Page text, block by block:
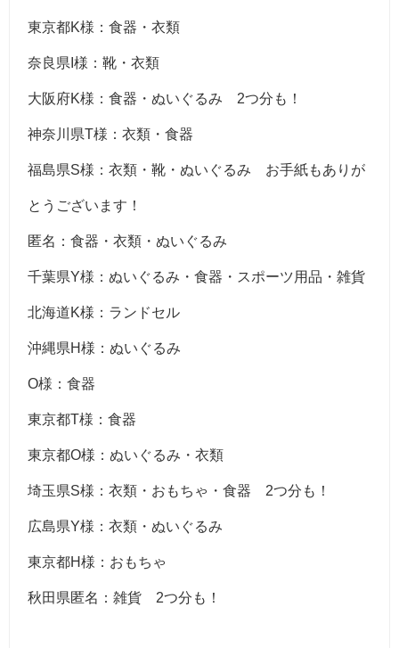
東京都K様：食器・衣類
奈良県I様：靴・衣類
大阪府K様：食器・ぬいぐるみ 2つ分も！
神奈川県T様：衣類・食器
福島県S様：衣類・靴・ぬいぐるみ お手紙もありが
とうございます！
匿名：食器・衣類・ぬいぐるみ
千葉県Y様：ぬいぐるみ・食器・スポーツ用品・雑貨
北海道K様：ランドセル
沖縄県H様：ぬいぐるみ
O様：食器
東京都T様：食器
東京都O様：ぬいぐるみ・衣類
埼玉県S様：衣類・おもちゃ・食器 2つ分も！
広島県Y様：衣類・ぬいぐるみ
東京都H様：おもちゃ
秋田県匿名：雑貨 2つ分も！